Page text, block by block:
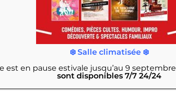
❄️ Salle climatisée ❄️
est en pause estivale jusqu’au 9 septembre
sont disponibles 7/7 24/24